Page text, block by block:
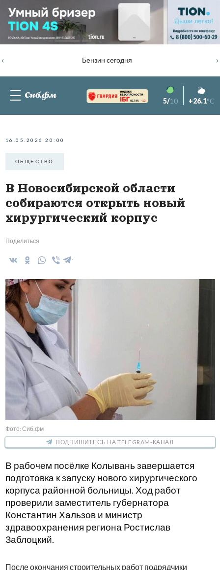
Бензин сегодня
‹ ›
82.76% -1.2 5/10 +26.1°C
16.05.2026 20:00
ОБЩЕСТВО
В Новосибирской области
собираются открыть новый
хирургический корпус
Поделиться
Фото: Сиб.фм
ПОДПИШИТЕСЬ НА TELEGRAM-КАНАЛ
В рабочем посёлке Колывань завершается
подготовка к запуску нового хирургического
корпуса районной больницы. Ход работ
проверили заместитель губернатора
Константин Хальзови министр
здравоохранения региона Ростислав
Заблоцкий.
После окончания строительных работ подрядчики